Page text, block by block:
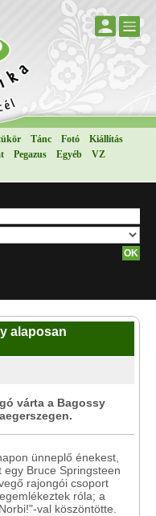
Tánc Fotó
Kiállítás
Pegazus Egyéb
VZ
alaposan
várta a Bagossy
ünneplő énekest,
Bruce Springsteen
rajongói csoport
róla; a
val köszöntötte.